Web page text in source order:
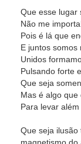
Que esse lugar
Não me
Pois é lá que
E juntos somos
Unidos
Pulsando forte
Que seja
Mas é algo
Para levar
Que seja